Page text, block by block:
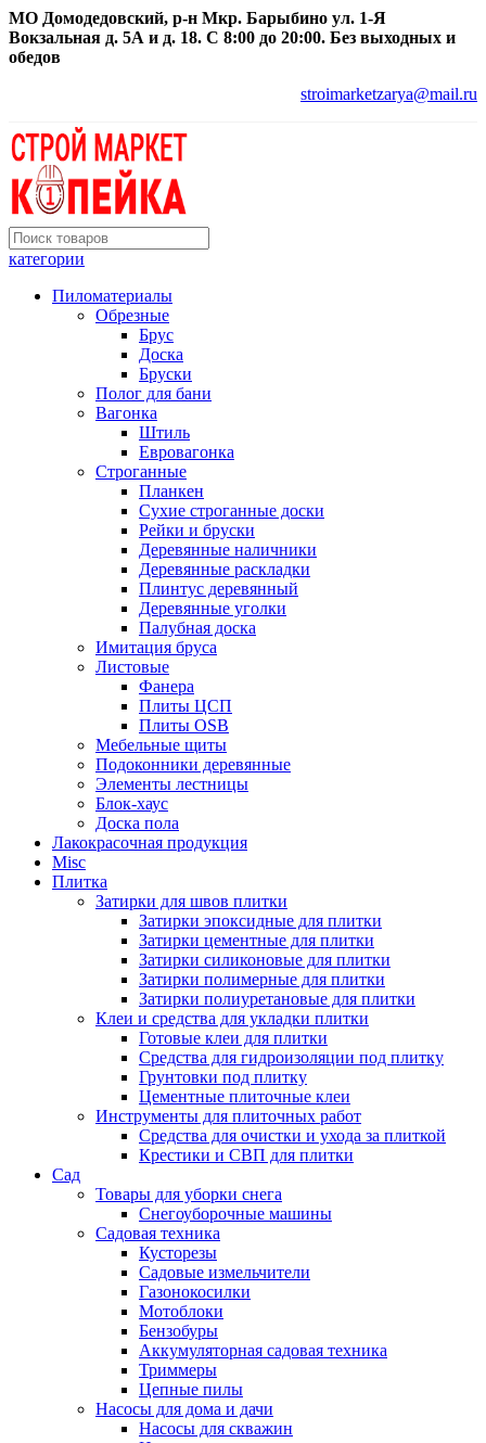
МО Домодедовский, р-н Мкр. Барыбино ул. 1-Я
Вокзальная д. 5А и д. 18. С 8:00 до 20:00. Без выходных и
обедов
stroimarketzarya@mail.ru
категории
Пиломатериалы
Обрезные
Брус
Доска
Бруски
Полог для бани
Вагонка
Штиль
Евровагонка
Строганные
Планкен
Сухие строганные доски
Рейки и бруски
Деревянные наличники
Деревянные раскладки
Плинтус деревянный
Деревянные уголки
Палубная доска
Имитация бруса
Листовые
Фанера
Плиты ЦСП
Плиты OSB
Мебельные щиты
Подоконники деревянные
Элементы лестницы
Блок-хаус
Доска пола
Лакокрасочная продукция
Misc
Плитка
Затирки для швов плитки
Затирки эпоксидные для плитки
Затирки цементные для плитки
Затирки силиконовые для плитки
Затирки полимерные для плитки
Затирки полиуретановые для плитки
Клеи и средства для укладки плитки
Готовые клеи для плитки
Средства для гидроизоляции под плитку
Грунтовки под плитку
Цементные плиточные клеи
Инструменты для плиточных работ
Средства для очистки и ухода за плиткой
Крестики и СВП для плитки
Сад
Товары для уборки снега
Снегоуборочные машины
Садовая техника
Кусторезы
Садовые измельчители
Газонокосилки
Мотоблоки
Бензобуры
Аккумуляторная садовая техника
Триммеры
Цепные пилы
Насосы для дома и дачи
Насосы для скважин